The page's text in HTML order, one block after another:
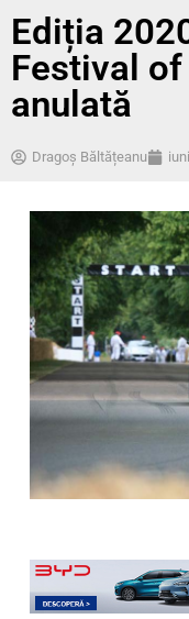
Ediția
Festival
anulată
Dragoș Băltățeanu